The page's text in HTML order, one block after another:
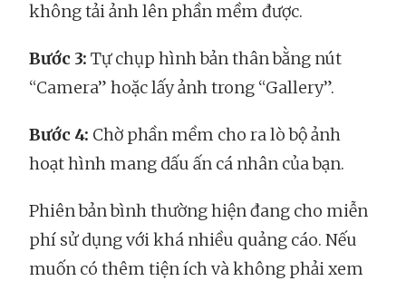
không tải ảnh lên phần mềm được.
Bước 3: Tự chụp hình bản thân bằng nút
“Camera” hoặc lấy ảnh trong “Gallery”.
Bước 4: Chờ phần mềm cho ra lò bộ ảnh
hoạt hình mang dấu ấn cá nhân của bạn.
Phiên bản bình thường hiện đang cho miễn
phí sử dụng với khá nhiều quảng cáo. Nếu
muốn có thêm tiện ích và không phải xem